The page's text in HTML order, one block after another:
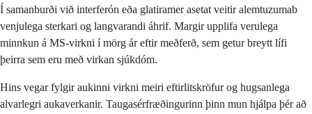
Í samanburði við interferón eða glatiramer asetat veitir alemtuzumab
venjulega sterkari og langvarandi áhrif. Margir upplifa verulega
minnkun á MS-virkni í mörg ár eftir meðferð, sem getur breytt lífi
þeirra sem eru með virkan sjúkdóm.
Hins vegar fylgir aukinni virkni meiri eftirlitskröfur og hugsanlega
alvarlegri aukaverkanir. Taugasérfræðingurinn þinn mun hjálpa þér að